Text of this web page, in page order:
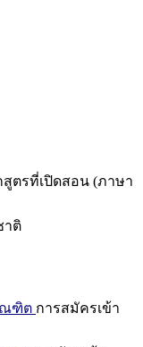
ตรที่เปิดสอน (ภาษา
าติ
ณฑิต การสมัครเข้า